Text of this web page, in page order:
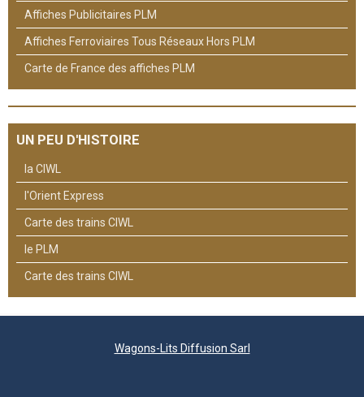
Affiches Publicitaires PLM
Affiches Ferroviaires Tous Réseaux Hors PLM
Carte de France des affiches PLM
UN PEU D'HISTOIRE
la CIWL
l'Orient Express
Carte des trains CIWL
le PLM
Carte des trains CIWL
Wagons-Lits Diffusion Sarl